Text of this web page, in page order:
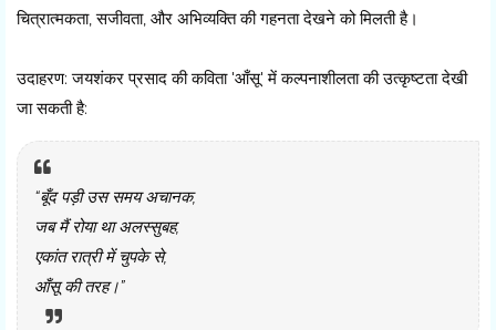
चित्रात्मकता, सजीवता, और अभिव्यक्ति की गहनता देखने को मिलती है।
उदाहरण: जयशंकर प्रसाद की कविता 'आँसू' में कल्पनाशीलता की उत्कृष्टता देखी
जा सकती है:
“बूँद पड़ी उस समय अचानक,
जब मैं रोया था अलस्सुबह,
एकांत रात्री में चुपके से,
आँसू की तरह।”